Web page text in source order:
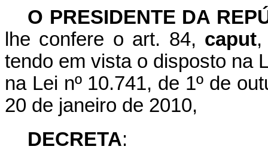
O PRESIDENTE DA
lhe confere o art. 84, caput
tendo em vista o disposto na
na Lei nº 10.741, de 1º de
20 de janeiro de 2010,
DECRETA: